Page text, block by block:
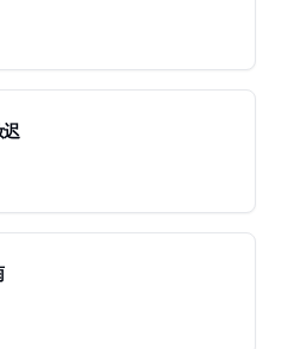
迟